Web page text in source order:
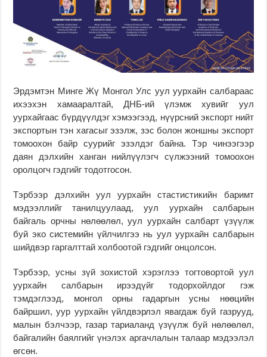
Эрдэмтэн Минге Жү Монгол Улс уул уурхайн салбараас
ихээхэн хамааралтай, ДНБ-ий үлэмж хувийг уул
уурхайгаас бүрдүүлдэг хэмээгээд, нүүрсний экспорт нийт
экспортын тэн хагасыг эзэлж, зэс болон жоншны экспорт
томоохон байр суурийг эзэлдэг байна. Тэр чинээгээр
даян дэлхийн ханган нийлүүлэгч сүлжээний томоохон
оролцогч гэдгийг тодотгосон.
Тэрбээр дэлхийн уул уурхайн стастистикийн баримт
мэдээллийг танилцуулаад, уул уурхайн салбарын
байгаль орчны нөлөөлөл, уул уурхайн салбарт үзүүлж
буй эко системийн үйлчилгээ нь уул уурхайн салбарын
шийдвэр гаргалттай холбоотой гэдгийг онцолсон.
Тэрбээр, усны зүй зохистой хэрэглээ тогтовортой уул
уурхайн салбарын ирээдүйг тодорхойлдог гэж
тэмдэглээд, монгол орны гадаргын усны нөөцийн
байршил, уур уурхайн үйлдвэрлэл явагдаж буй газрууд,
малын бэлчээр, газар тариаланд үзүүлж буй нөлөөлөл,
байгалийн баялгийг үнэлэх аргачлалын талаар мэдээлэл
өгсөн.